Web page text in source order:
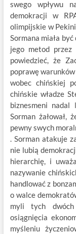
swego wpływu
demokracji w
olimpijskie w
Sormana miała
jego metod przez
powiedzieć, że
poprawę warunków
wobec chińskiej
chińskie władze
biznesmeni
Sorman żałował,
pewny swych
. Sorman atakuje
nie lubią
hierarchię, i
nazywanie
handlować z
o walce
myli tych dwóch
osiągnięcia
myśleniu